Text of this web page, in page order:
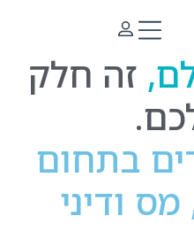
זה חלק
בתחום
ודיני